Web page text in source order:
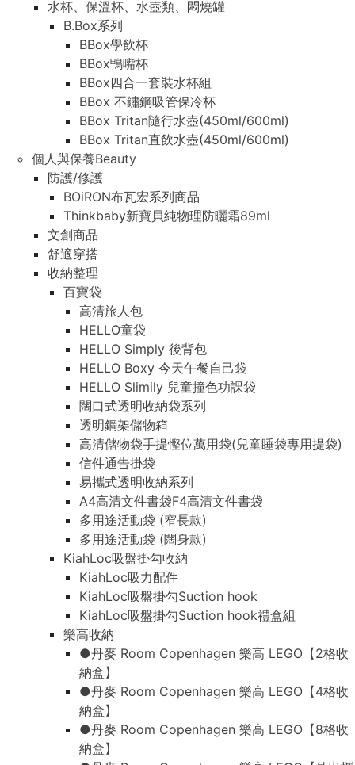
水杯、保溫杯、水壺類、悶燒罐
B.Box系列
BBox學飲杯
BBox鴨嘴杯
BBox四合一套裝水杯組
BBox 不鏽鋼吸管保冷杯
BBox Tritan隨行水壺(450ml/600ml)
BBox Tritan直飲水壺(450ml/600ml)
個人與保養Beauty
防護/修護
BOiRON布瓦宏系列商品
Thinkbaby新寶貝純物理防曬霜89ml
文創商品
舒適穿搭
收納整理
百寶袋
高清旅人包
HELLO童袋
HELLO Simply 後背包
HELLO Boxy 今天午餐自己袋
HELLO Slimily 兒童撞色功課袋
闊口式透明收納袋系列
透明鋼架儲物箱
高清儲物袋手提慳位萬用袋(兒童睡袋專用提袋)
信件通告掛袋
易攜式透明收納系列
A4高清文件書袋F4高清文件書袋
多用途活動袋 (窄長款)
多用途活動袋 (闊身款)
KiahLoc吸盤掛勾收納
KiahLoc吸力配件
KiahLoc吸盤掛勾Suction hook
KiahLoc吸盤掛勾Suction hook禮盒組
樂高收納
●丹麥 Room Copenhagen 樂高 LEGO【2格收
納盒】
●丹麥 Room Copenhagen 樂高 LEGO【4格收
納盒】
●丹麥 Room Copenhagen 樂高 LEGO【8格收
納盒】